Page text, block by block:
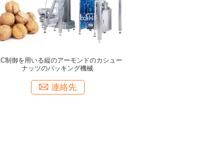
制御を用いる縦のアーモンドのカシュー
ナッツのパッキング機械
連絡先